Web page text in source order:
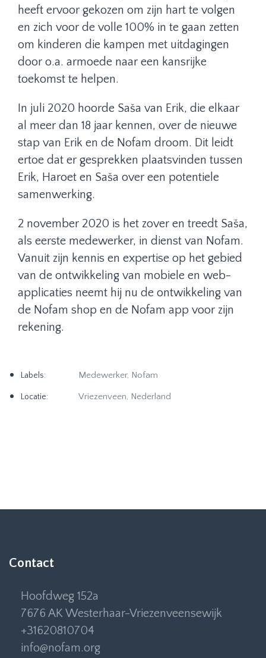
heeft ervoor gekozen om zijn hart te volgen
en zich voor de volle 100% in te gaan zetten
om kinderen die kampen met uitdagingen
door o.a. armoede naar een kansrijke
toekomst te helpen.
In juli 2020 hoorde Saša van Erik, die elkaar
al meer dan 18 jaar kennen, over de nieuwe
stap van Erik en de Nofam droom. Dit leidt
ertoe dat er gesprekken plaatsvinden tussen
Erik, Haroet en Saša over een potentiele
samenwerking.
2 november 2020 is het zover en treedt Saša,
als eerste medewerker, in dienst van Nofam.
Vanuit zijn kennis en expertise op het gebied
van de ontwikkeling van mobiele en web-
applicaties neemt hij nu de ontwikkeling van
de Nofam shop en de Nofam app voor zijn
rekening.
Labels: Medewerker, Nofam
Locatie: Vriezenveen, Nederland
Contact
Hoofdweg 152a
7676 AK Westerhaar-Vriezenveensewijk
+31620810704
info@nofam.org